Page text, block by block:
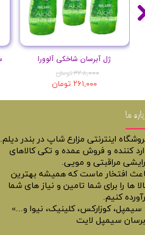
ژل آبرسان شاخکی آلوورا
۳۴۸,۰۰۰ تومان
۲۶۱,۰۰۰ تومان
ما
اینترنتی مزارع شاپ در بندر دیلم.
کننده و فروش عمده و تکی کالاهای
مراقبتی و مویی.
افتخار ماست که همیشه بهترین
ها را برای شما تامین و نیاز های شما
کنیم.
سیمپل، کوزارکس، کلینیک، نیوا و...»
سیمپل لایت